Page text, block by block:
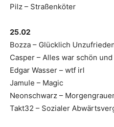
Pilz – Straßenköter
25.02
Bozza – Glücklich
Casper – Alles war schön
Edgar Wasser – wtf irl
Jamule – Magic
Neonschwarz –
Takt32 – Sozialer